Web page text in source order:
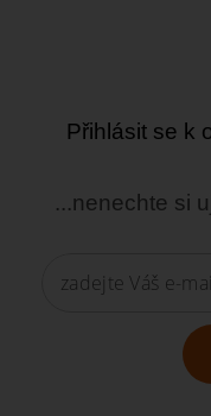
Přihlásit se k
...nenechte si